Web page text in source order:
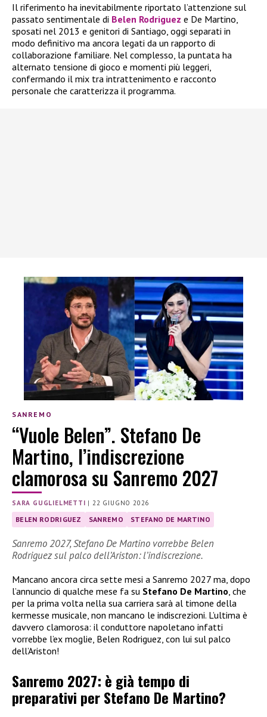
Il riferimento ha inevitabilmente riportato l’attenzione sul
passato sentimentale di Belen Rodriguez e De Martino,
sposati nel 2013 e genitori di Santiago, oggi separati in
modo definitivo ma ancora legati da un rapporto di
collaborazione familiare. Nel complesso, la puntata ha
alternato tensione di gioco e momenti più leggeri,
confermando il mix tra intrattenimento e racconto
personale che caratterizza il programma.
SANREMO
“Vuole Belen”. Stefano De
Martino, l’indiscrezione
clamorosa su Sanremo 2027
SARA GUGLIELMETTI |22 GIUGNO 2026
BELEN RODRIGUEZ SANREMO STEFANO DE MARTINO
Sanremo 2027, Stefano De Martino vorrebbe Belen
Rodriguez sul palco dell’Ariston: l’indiscrezione.
Mancano ancora circa sette mesi a Sanremo 2027 ma, dopo
l’annuncio di qualche mese fa su Stefano De Martino, che
per la prima volta nella sua carriera sarà al timone della
kermesse musicale, non mancano le indiscrezioni. L’ultima è
davvero clamorosa: il conduttore napoletano infatti
vorrebbe l’ex moglie, Belen Rodriguez, con lui sul palco
dell’Ariston!
Sanremo 2027: è già tempo di
preparativi per Stefano De Martino?